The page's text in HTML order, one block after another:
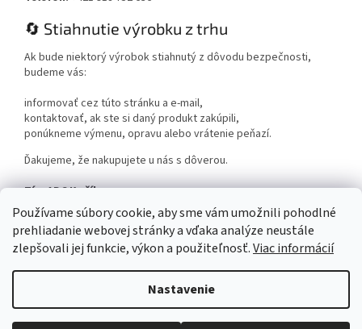
Používame súbory cookie, aby sme vám umožnili pohodlné
prehliadanie webovej stránky a vďaka analýze neustále
zlepšovali jej funkcie, výkon a použiteľnosť.Viac informácií
Nastavenie
🔄 Stiahnutie výrobku z trhu
Ak bude niektorý výrobok stiahnutý z dôvodu bezpečnosti,
budeme vás:
informovať cez túto stránku a e-mail,
kontaktovať, ak ste si daný produkt zakúpili,
ponúkneme výmenu, opravu alebo vrátenie peňazí.
Ďakujeme, že nakupujete u nás s dôverou.
Tím ABC Kočíky
www.abckociky.sk
Vytvoril Shoptet